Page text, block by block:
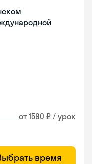
от 1590 ₽ / урок
время